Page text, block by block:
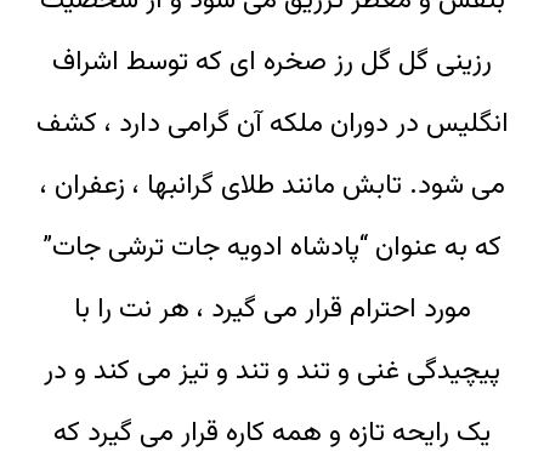
رزینی گل گل رز صخره ای که توسط اشراف
انگلیس در دوران ملکه آن گرامی دارد ، کشف
می شود. تابش مانند طلای گرانبها ، زعفران ،
که به عنوان “پادشاه ادویه جات ترشی جات”
مورد احترام قرار می گیرد ، هر نت را با
پیچیدگی غنی و تند و تند و تیز می کند و در
یک رایحه تازه و همه کاره قرار می گیرد که